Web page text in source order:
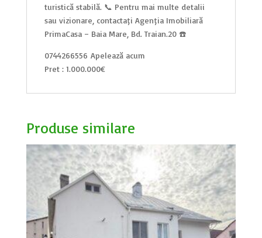
turistică stabilă. 📞 Pentru mai multe detalii
sau vizionare, contactați Agenția Imobiliară
PrimaCasa – Baia Mare, Bd. Traian.20 ☎️
0744266556 Apelează acum
Pret : 1.000.000€
Produse similare